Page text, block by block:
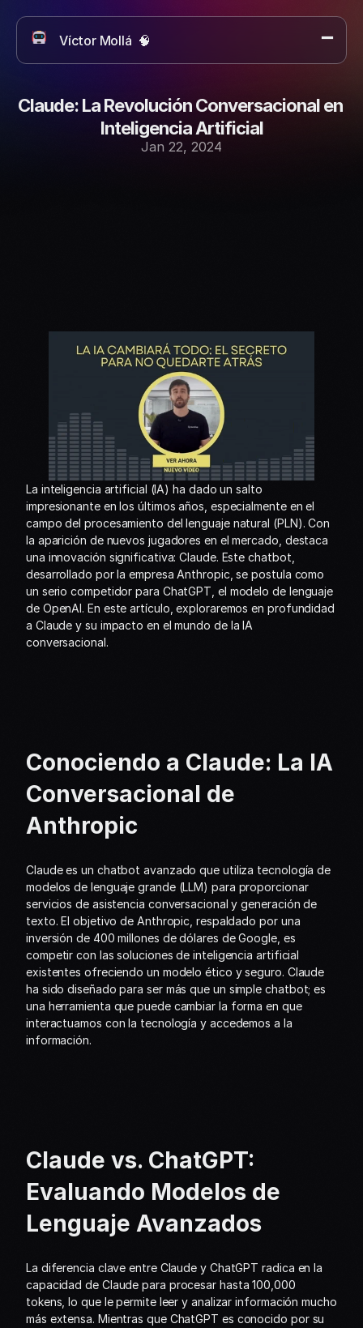
Víctor Mollá  🧠
Contacto
Claude: La Revolución Conversacional en
Inteligencia Artificial
Jan 22, 2024
La inteligencia artificial (IA) ha dado un salto
impresionante en los últimos años, especialmente en el
campo del procesamiento del lenguaje natural (PLN). Con
la aparición de nuevos jugadores en el mercado, destaca
una innovación significativa: Claude. Este chatbot,
desarrollado por la empresa Anthropic, se postula como
un serio competidor para ChatGPT, el modelo de lenguaje
de OpenAI. En este artículo, exploraremos en profundidad
a Claude y su impacto en el mundo de la IA
conversacional.
Conociendo a Claude: La IA
Conversacional de
Anthropic
Claude es un chatbot avanzado que utiliza tecnología de
modelos de lenguaje grande (LLM) para proporcionar
servicios de asistencia conversacional y generación de
texto. El objetivo de Anthropic, respaldado por una
inversión de 400 millones de dólares de Google, es
competir con las soluciones de inteligencia artificial
existentes ofreciendo un modelo ético y seguro. Claude
ha sido diseñado para ser más que un simple chatbot; es
una herramienta que puede cambiar la forma en que
interactuamos con la tecnología y accedemos a la
información.
Claude vs. ChatGPT:
Evaluando Modelos de
Lenguaje Avanzados
La diferencia clave entre Claude y ChatGPT radica en la
capacidad de Claude para procesar hasta 100,000
tokens, lo que le permite leer y analizar información mucho
más extensa. Mientras que ChatGPT es conocido por su